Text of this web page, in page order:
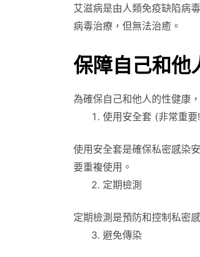
艾滋病是由人類免疫缺陷病
病毒治療，但無法治癒。
保障自己和他
為確保自己和他人的性健康
使用安全套 (非常重要
使用安全套是確保私密感染
要重複使用。
定期檢測
定期檢測是預防和控制私密
避免傳染